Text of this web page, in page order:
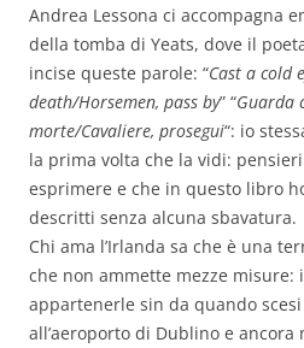
Andrea Lessona ci accompagna
della tomba di Yeats, dove il
incise queste parole: “Cast a cold
death/Horsemen, pass by” “Guarda
morte/Cavaliere, prosegui“: io
la prima volta che la vidi:
esprimere e che in questo libro
descritti senza alcuna sbavatura.
Chi ama l’Irlanda sa che è una
che non ammette mezze misure:
appartenerle sin da quando
all’aeroporto di Dublino e ancora